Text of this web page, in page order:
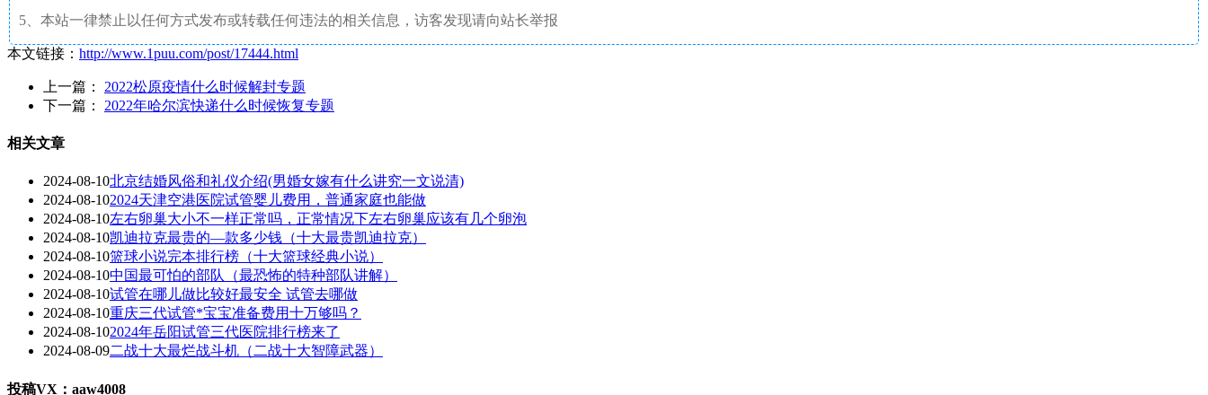
5、本站一律禁止以任何方式发布或转载任何违法的相关信息，访客发现请向站长举报
本文链接： http://www.1puu.com/post/17444.html
上一篇： 2022松原疫情什么时候解封专题
下一篇： 2022年哈尔滨快递什么时候恢复专题
相关文章
2024-08-10北京结婚风俗和礼仪介绍(男婚女嫁有什么讲究一文说清)
2024-08-102024天津空港医院试管婴儿费用，普通家庭也能做
2024-08-10左右卵巢大小不一样正常吗，正常情况下左右卵巢应该有几个卵泡
2024-08-10凯迪拉克最贵的—款多少钱（十大最贵凯迪拉克）
2024-08-10篮球小说完本排行榜（十大篮球经典小说）
2024-08-10中国最可怕的部队（最恐怖的特种部队讲解）
2024-08-10试管在哪儿做比较好最安全 试管去哪做
2024-08-10重庆三代试管*宝宝准备费用十万够吗？
2024-08-102024年岳阳试管三代医院排行榜来了
2024-08-09二战十大最烂战斗机（二战十大智障武器）
投稿VX：aaw4008